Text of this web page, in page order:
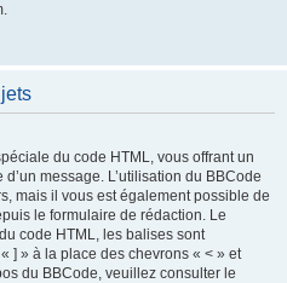
du code HTML, vous offrant un
message. L’utilisation du BBCode
mais il vous est également possible de
le formulaire de rédaction. Le
code HTML, les balises sont
] » à la place des chevrons « < » et
du BBCode, veuillez consulter le